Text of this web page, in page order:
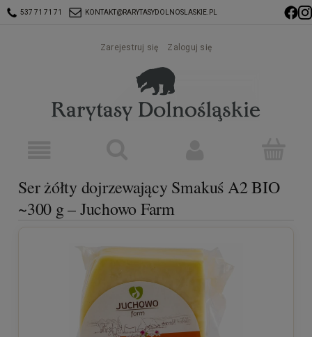
537 71 71 71 KONTAKT@RARYTASYDOLNOSLASKIE.PL
Zarejestruj się Zaloguj się
Ser żółty dojrzewający Smakuś A2 BIO
~300 g – Juchowo Farm